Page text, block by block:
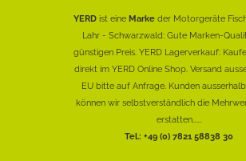
YERD ist eine Marke der Motorgeräte
Lahr - Schwarzwald: Gute Marken-
günstigen Preis. YERD Lagerverkauf:
direkt im YERD Online Shop. Versand
EU bitte auf Anfrage. Kunden
können wir selbstverständlich die
erstatten......
Tel.: +49 (0) 7821 58838 30